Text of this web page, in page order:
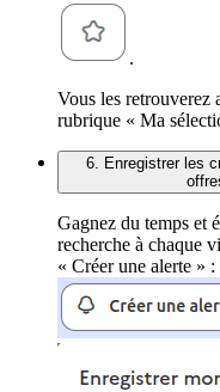
.
Vous les retrouverez
rubrique « Ma
6. Enregistrer les
Gagnez du temps et
recherche à chaque
« Créer une alerte » :